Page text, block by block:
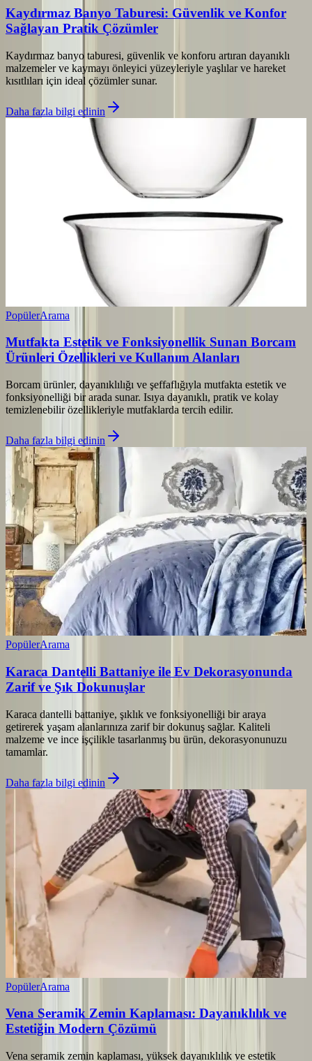
Kaydırmaz Banyo Taburesi: Güvenlik ve Konfor
Sağlayan Pratik Çözümler
Kaydırmaz banyo taburesi, güvenlik ve konforu artıran dayanıklı
malzemeler ve kaymayı önleyici yüzeyleriyle yaşlılar ve hareket
kısıtlıları için ideal çözümler sunar.
Daha fazla bilgi edinin
PopülerArama
Mutfakta Estetik ve Fonksiyonellik Sunan Borcam
Ürünleri Özellikleri ve Kullanım Alanları
Borcam ürünler, dayanıklılığı ve şeffaflığıyla mutfakta estetik ve
fonksiyonelliği bir arada sunar. Isıya dayanıklı, pratik ve kolay
temizlenebilir özellikleriyle mutfaklarda tercih edilir.
Daha fazla bilgi edinin
PopülerArama
Karaca Dantelli Battaniye ile Ev Dekorasyonunda
Zarif ve Şık Dokunuşlar
Karaca dantelli battaniye, şıklık ve fonksiyonelliği bir araya
getirerek yaşam alanlarınıza zarif bir dokunuş sağlar. Kaliteli
malzeme ve ince işçilikle tasarlanmış bu ürün, dekorasyonunuzu
tamamlar.
Daha fazla bilgi edinin
PopülerArama
Vena Seramik Zemin Kaplaması: Dayanıklılık ve
Estetiğin Modern Çözümü
Vena seramik zemin kaplaması, yüksek dayanıklılık ve estetik